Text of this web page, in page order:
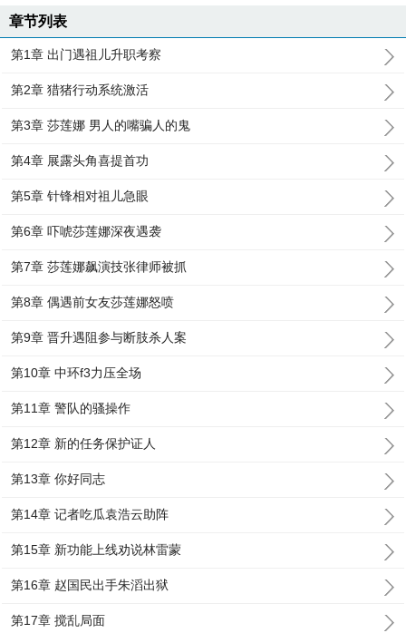
章节列表
第1章 出门遇祖儿升职考察
第2章 猎猪行动系统激活
第3章 莎莲娜 男人的嘴骗人的鬼
第4章 展露头角喜提首功
第5章 针锋相对祖儿急眼
第6章 吓唬莎莲娜深夜遇袭
第7章 莎莲娜飙演技张律师被抓
第8章 偶遇前女友莎莲娜怒喷
第9章 晋升遇阻参与断肢杀人案
第10章 中环f3力压全场
第11章 警队的骚操作
第12章 新的任务保护证人
第13章 你好同志
第14章 记者吃瓜袁浩云助阵
第15章 新功能上线劝说林雷蒙
第16章 赵国民出手朱滔出狱
第17章 搅乱局面